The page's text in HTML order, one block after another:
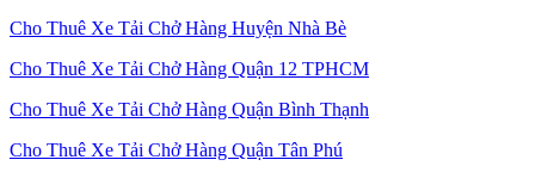
Cho Thuê Xe Tải Chở Hàng Huyện Nhà Bè
Cho Thuê Xe Tải Chở Hàng Quận 12 TPHCM
Cho Thuê Xe Tải Chở Hàng Quận Bình Thạnh
Cho Thuê Xe Tải Chở Hàng Quận Tân Phú